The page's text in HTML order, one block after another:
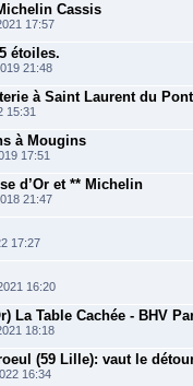
Cassis
17:57
étoiles.
21:48
à Saint Laurent du Pont
15:31
à Mougins
17:51
d’Or et ** Michelin
21:47
17:27
16:20
La Table Cachée - BHV
18:18
(59 Lille): vaut le
16:34